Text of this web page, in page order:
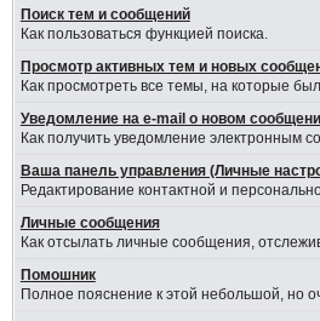
Поиск тем и сообщений
Как пользоваться функцией поиска.
Просмотр активных тем и новых
Как просмотреть все темы, на которые
Уведомление на е-mail о новом
Как получить уведомление электронным
Ваша панель управления (Личные
Редактирование контактной и
Личные сообщения
Как отсылать личные сообщения,
Помошник
Полное пояснение к этой небольшой, но